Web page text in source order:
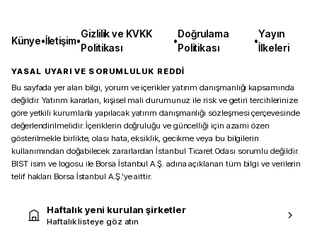
Künye•İletişim•
Gizlilik ve KVKK
Politikası
•
Doğrulama
Politikası
•
Yayın
İlkeleri
YASAL UYARI VE SORUMLULUK REDDİ
Bu sayfada yer alan bilgi, yorum ve içerikler yatırım danışmanlığı kapsamında
değildir. Yatırım kararları, kişisel mali durumunuz ile risk ve getiri tercihlerinize
göre yetkili kurumlarla yapılacak yatırım danışmanlığı sözleşmesi çerçevesinde
değerlendirilmelidir. İçeriklerin doğruluğu ve güncelliği için azami özen
gösterilmekle birlikte, olası hata, eksiklik, gecikme veya bu bilgilerin
kullanımından doğabilecek zararlardan İstanbul Ticaret Odası sorumlu değildir.
BIST isim ve logosu ile Borsa İstanbul A.Ş. adına açıklanan tüm bilgi ve verilerin
telif hakları Borsa İstanbul A.Ş.’ye aittir.
Haftalık yeni kurulan şirketler
Haftalık listeye göz atın